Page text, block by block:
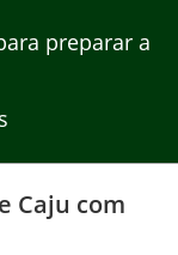
preparar a
Caju com